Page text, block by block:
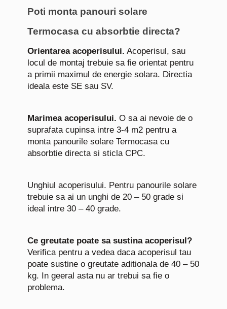
Poti monta panouri solare
Termocasa cu absorbtie directa?
Orientarea acoperisului. Acoperisul, sau
locul de montaj trebuie sa fie orientat pentru
a primii maximul de energie solara. Directia
ideala este SE sau SV.
Marimea acoperisului. O sa ai nevoie de o
suprafata cupinsa intre 3-4 m2 pentru a
monta panourile solare Termocasa cu
absorbtie directa si sticla CPC.
Unghiul acoperisului. Pentru panourile solare
trebuie sa ai un unghi de 20 – 50 grade si
ideal intre 30 – 40 grade.
Ce greutate poate sa sustina acoperisul?
Verifica pentru a vedea daca acoperisul tau
poate sustine o greutate aditionala de 40 – 50
kg. In geeral asta nu ar trebui sa fie o
problema.